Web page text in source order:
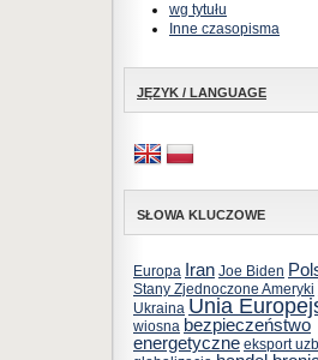
wg tytułu
Inne czasopisma
JĘZYK / LANGUAGE
SŁOWA KLUCZOWE
Europa Iran Joe Biden
Stany Zjednoczone Ameryki
Ukraina Unia
wiosna bezpieczeństwo
energetyczne eksport